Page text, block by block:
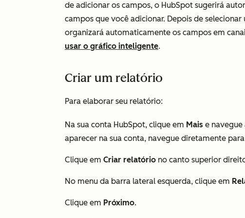
de adicionar os campos, o HubSpot sugerirá
campos que você adicionar. Depois de
organizará automaticamente os campos em
usar o gráfico inteligente.
Criar um relatório
Para elaborar seu relatório:
Na sua conta HubSpot, clique em Mais e navegue
aparecer na sua conta, navegue diretamente para
Clique em Criar relatório no canto superior
No menu da barra lateral esquerda, clique em
Clique em Próximo.